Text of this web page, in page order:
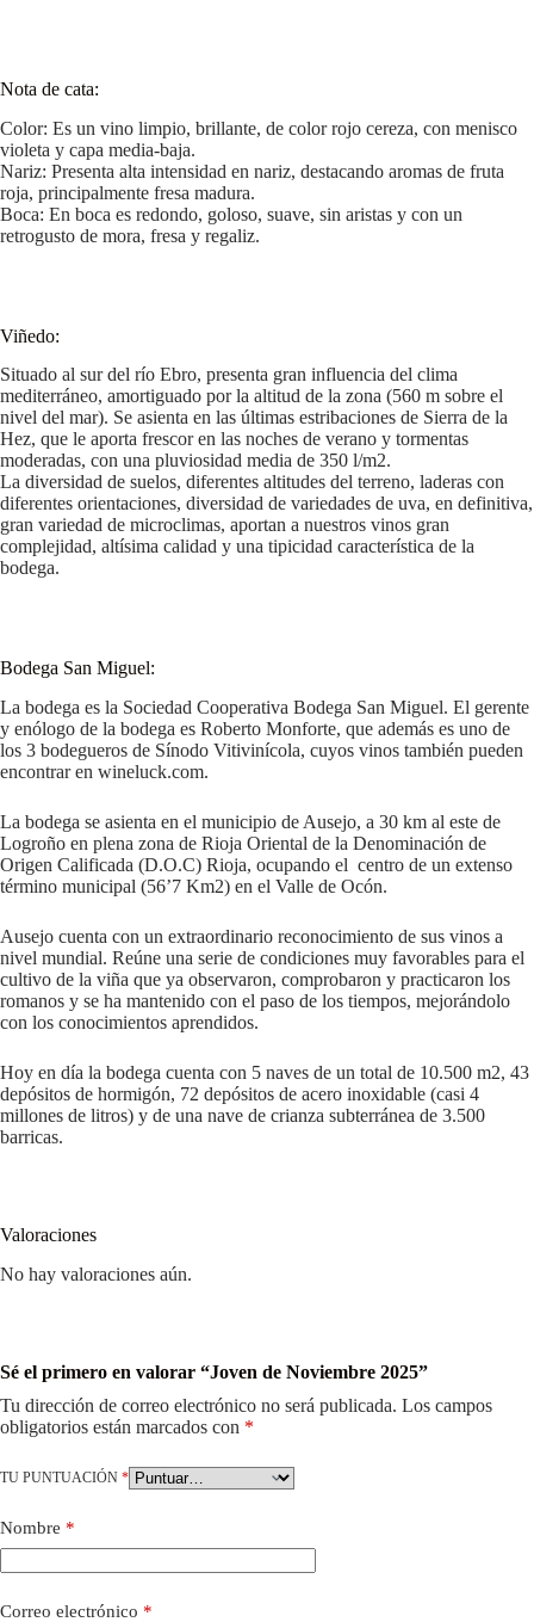
Nota de cata:
Color: Es un vino limpio, brillante, de color rojo cereza, con menisco
violeta y capa media-baja.
Nariz: Presenta alta intensidad en nariz, destacando aromas de fruta
roja, principalmente fresa madura.
Boca: En boca es redondo, goloso, suave, sin aristas y con un
retrogusto de mora, fresa y regaliz.
Viñedo:
Situado al sur del río Ebro, presenta gran influencia del clima
mediterráneo, amortiguado por la altitud de la zona (560 m sobre el
nivel del mar). Se asienta en las últimas estribaciones de Sierra de la
Hez, que le aporta frescor en las noches de verano y tormentas
moderadas, con una pluviosidad media de 350 l/m2.
La diversidad de suelos, diferentes altitudes del terreno, laderas con
diferentes orientaciones, diversidad de variedades de uva, en definitiva,
gran variedad de microclimas, aportan a nuestros vinos gran
complejidad, altísima calidad y una tipicidad característica de la
bodega.
Bodega San Miguel:
La bodega es la Sociedad Cooperativa Bodega San Miguel. El gerente
y enólogo de la bodega es Roberto Monforte, que además es uno de
los 3 bodegueros de Sínodo Vitivinícola, cuyos vinos también pueden
encontrar en wineluck.com.
La bodega se asienta en el municipio de Ausejo, a 30 km al este de
Logroño en plena zona de Rioja Oriental de la Denominación de
Origen Calificada (D.O.C) Rioja, ocupando el centro de un extenso
término municipal (56’7 Km2) en el Valle de Ocón.
Ausejo cuenta con un extraordinario reconocimiento de sus vinos a
nivel mundial. Reúne una serie de condiciones muy favorables para el
cultivo de la viña que ya observaron, comprobaron y practicaron los
romanos y se ha mantenido con el paso de los tiempos, mejorándolo
con los conocimientos aprendidos.
Hoy en día la bodega cuenta con 5 naves de un total de 10.500 m2, 43
depósitos de hormigón, 72 depósitos de acero inoxidable (casi 4
millones de litros) y de una nave de crianza subterránea de 3.500
barricas.
Valoraciones
No hay valoraciones aún.
Sé el primero en valorar “Joven de Noviembre 2025”
Tu dirección de correo electrónico no será publicada. Los campos
obligatorios están marcados con *
TU PUNTUACIÓN *
Nombre *
Correo electrónico *